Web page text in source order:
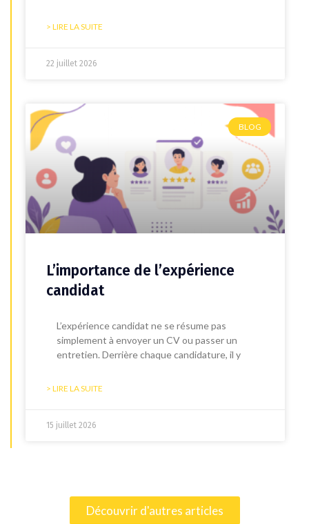
> LIRE LA SUITE
22 juillet 2026
BLOG
L’importance de l’expérience
candidat
L’expérience candidat ne se résume pas
simplement à envoyer un CV ou passer un
entretien. Derrière chaque candidature, il y
> LIRE LA SUITE
15 juillet 2026
Découvrir d'autres articles